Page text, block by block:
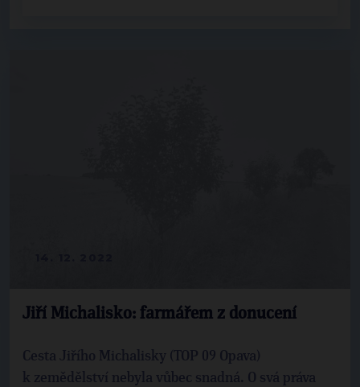
Jiří Michalisko: farmářem z donucení
Cesta Jiřího Michalisky (TOP 09 Opava)
k zemědělství nebyla vůbec snadná. O svá práva